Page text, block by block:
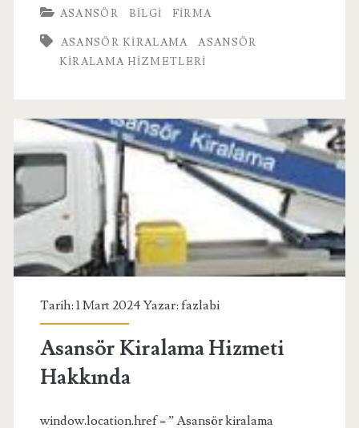
Hizmetleri
ASANSÖR BILGI FIRMA
ASANSÖR KIRALAMA
ASANSÖR
KIRALAMA HIZMETLERI
Tarih: 1 Mart 2024 Yazar: fazlabi
Asansör Kiralama Hizmeti
Hakkında
window.location.href = ” Asansör kiralama